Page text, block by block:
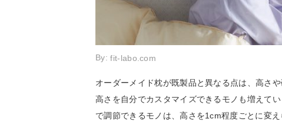
By:fit-labo.com
オーダーメイド枕が既製品と異なる点は、高さ
高さを自分でカスタマイズできるモノも増えて
で調節できるモノは、高さを1cm程度ごとに変